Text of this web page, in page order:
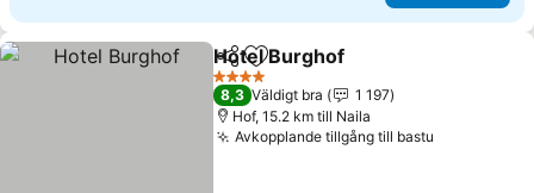
Dela Lägg till i Mina Favoriter
Hotel Burghof
4 Stjärnor
8,3 Väldigt bra
1 197
Hof, 15.2 km till Naila
Avkopplande tillgång till bastu